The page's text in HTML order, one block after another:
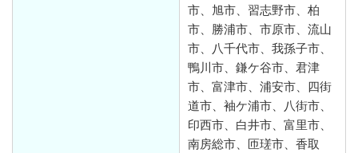
市、旭市、習志野市、柏
市、勝浦市、市原市、流山
市、八千代市、我孫子市、
鴨川市、鎌ケ谷市、君津
市、富津市、浦安市、四街
道市、袖ケ浦市、八街市、
印西市、白井市、富里市、
南房総市、匝瑳市、香取